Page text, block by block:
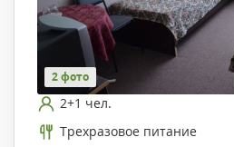
2 фото
2+1 чел.
Трехразовое питание